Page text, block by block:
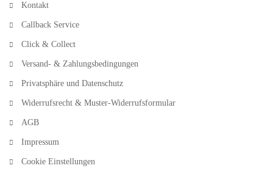
Kontakt
Callback Service
Click & Collect
Versand- & Zahlungsbedingungen
Privatsphäre und Datenschutz
Widerrufsrecht & Muster-Widerrufsformular
AGB
Impressum
Cookie Einstellungen